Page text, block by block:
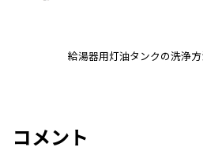
給湯器用灯油タンクの洗浄
コメント